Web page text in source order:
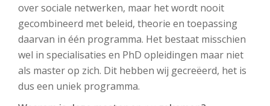
over sociale netwerken, maar het wordt nooit
gecombineerd met beleid, theorie en toepassing
daarvan in één programma. Het bestaat misschien
wel in specialisaties en PhD opleidingen maar niet
als master op zich. Dit hebben wij gecreëerd, het is
dus een uniek programma.